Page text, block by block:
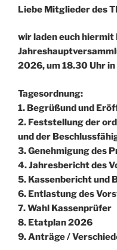
Liebe Mitglieder des
wir laden euch
2026, um18.30 Uhrin
Tagesordnung:
1. Begrüßund und
2. Feststellung der
und der
3. Genehmigung des
4. Jahresbericht des
5. Kassenbericht und
6. Entlastung des
7. Wahl Kassenprüfer
8. Etatplan 2026
9. Anträge /